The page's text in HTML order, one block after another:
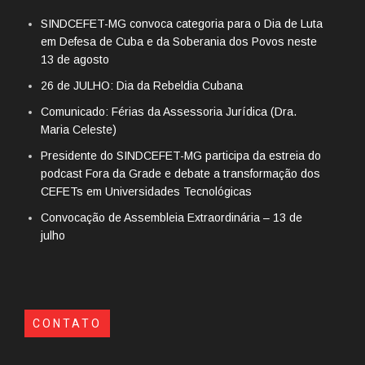
SINDCEFET-MG convoca categoria para o Dia de Luta
em Defesa de Cuba e da Soberania dos Povos neste
13 de agosto
26 de JULHO: Dia da Rebeldia Cubana
Comunicado: Férias da Assessoria Jurídica (Dra.
Maria Celeste)
Presidente do SINDCEFET-MG participa da estreia do
podcast Fora da Grade e debate a transformação dos
CEFETs em Universidades Tecnológicas
Convocação de Assembleia Extraordinária – 13 de
julho
CONTATO